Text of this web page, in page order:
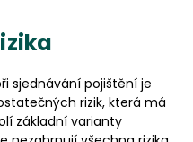
sjednávání pojištění je
rizik, která má
základní varianty